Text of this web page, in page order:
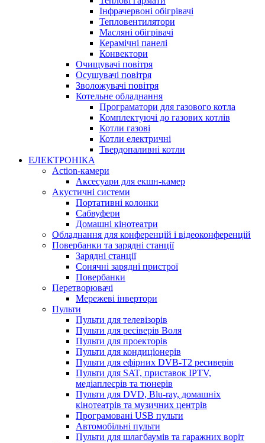
Інфрачервоні обігрівачі
Тепловентилятори
Масляні обігрівачі
Керамічні панелі
Конвектори
Очищувачі повітря
Осушувачі повітря
Зволожувачі повітря
Котельне обладнання
Програматори для газового котла
Комплектуючі до газових котлів
Котли газові
Котли електричні
Твердопаливні котли
ЕЛЕКТРОНІКА
Action-камери
Аксесуари для екшн-камер
Акустичні системи
Портативні колонки
Сабвуфери
Домашні кінотеатри
Обладнання для конференцій і відеоконференцій
Повербанки та зарядні станції
Зарядні станції
Сонячні зарядні пристрої
Повербанки
Перетворювачі
Мережеві інвертори
Пульти
Пульти для телевізорів
Пульти для ресіверів Воля
Пульти для проекторів
Пульти для кондиціонерів
Пульти для ефірних DVB-T2 ресиверів
Пульти для SAT, приставок IPTV,
медіаплеєрів та тюнерів
Пульти для DVD, Blu-ray, домашніх
кінотеатрів та музичних центрів
Програмовані USB пульти
Автомобільні пульти
Пульти для шлагбаумів та гаражних воріт